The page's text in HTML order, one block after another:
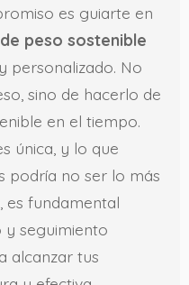
es guiarte en
peso sostenible
personalizado. No
sino de hacerlo de
en el tiempo.
única, y lo que
podría no ser lo más
es fundamental
y seguimiento
alcanzar tus